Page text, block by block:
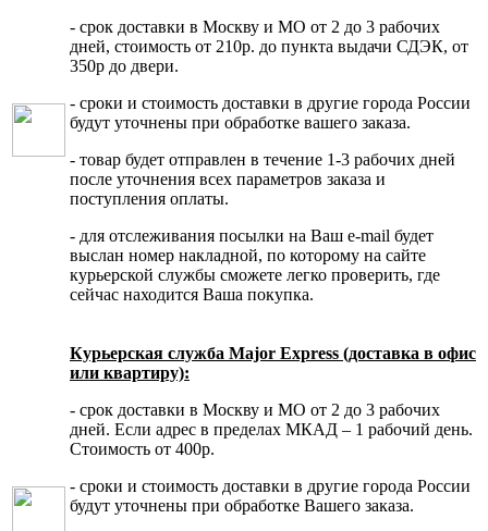
- срок доставки в Москву и МО от 2 до 3 рабочих
дней, стоимость от 210р. до пункта выдачи СДЭК, от
350р до двери.
- сроки и стоимость доставки в другие города России
будут уточнены при обработке вашего заказа.
- товар будет отправлен в течение 1-3 рабочих дней
после уточнения всех параметров заказа и
поступления оплаты.
- для отслеживания посылки на Ваш e-mail будет
выслан номер накладной, по которому на сайте
курьерской службы сможете легко проверить, где
сейчас находится Ваша покупка.
Курьерская служба Major Express (доставка в офис
или квартиру):
- срок доставки в Москву и МО от 2 до 3 рабочих
дней. Если адрес в пределах МКАД – 1 рабочий день.
Стоимость от 400р.
- сроки и стоимость доставки в другие города России
будут уточнены при обработке Вашего заказа.